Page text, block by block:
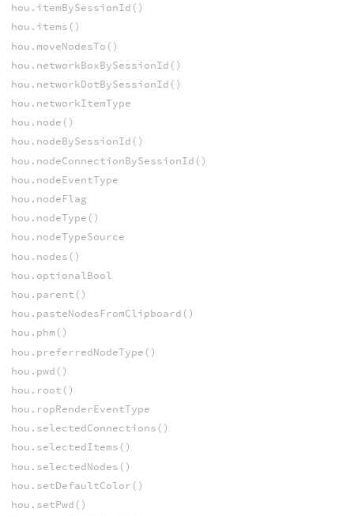
hou.itemBySessionId()
hou.items()
hou.moveNodesTo()
hou.networkBoxBySessionId()
hou.networkDotBySessionId()
hou.networkItemType
hou.node()
hou.nodeBySessionId()
hou.nodeConnectionBySessionId()
hou.nodeEventType
hou.nodeFlag
hou.nodeType()
hou.nodeTypeSource
hou.nodes()
hou.optionalBool
hou.parent()
hou.pasteNodesFromClipboard()
hou.phm()
hou.preferredNodeType()
hou.pwd()
hou.root()
hou.ropRenderEventType
hou.selectedConnections()
hou.selectedItems()
hou.selectedNodes()
hou.setDefaultColor()
hou.setPwd()